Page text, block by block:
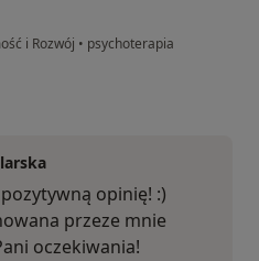
i Rozwój • psychoterapia
opinię! :)
przeze mnie
oczekiwania!